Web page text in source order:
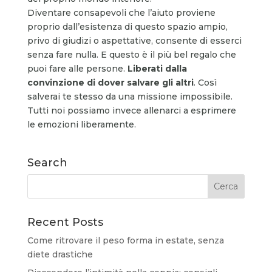
Diventare consapevoli che l’aiuto proviene
proprio dall’esistenza di questo spazio ampio,
privo di giudizi o aspettative, consente di esserci
senza fare nulla. E questo è il più bel regalo che
puoi fare alle persone. Liberati dalla
convinzione di dover salvare gli altri. Così
salverai te stesso da una missione impossibile.
Tutti noi possiamo invece allenarci a esprimere
le emozioni liberamente.
Search
Recent Posts
Come ritrovare il peso forma in estate, senza
diete drastiche